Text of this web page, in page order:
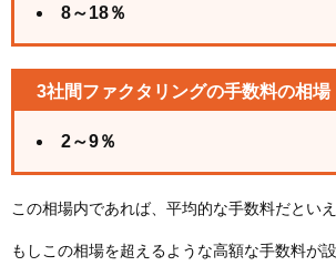
8～18％
3社間ファクタリングの手数料の相場
2～9％
この相場内であれば、平均的な手数料だといえ
もしこの相場を超えるような高額な手数料が